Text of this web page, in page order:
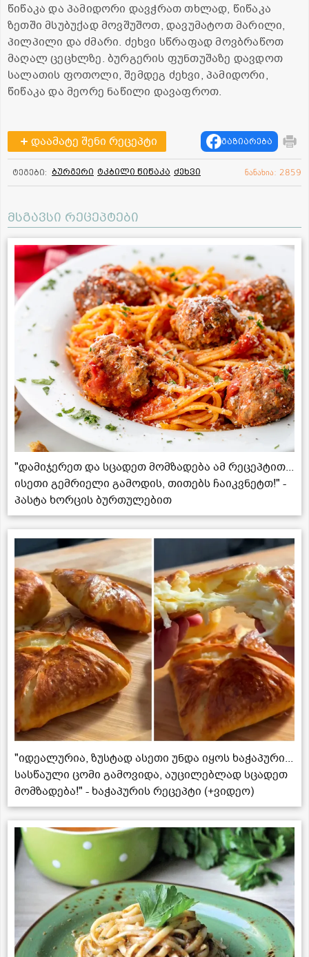
წიწაკა და პამიდორი დავჭრათ თხლად, წიწაკა
ზეთში მსუბუქად მოვშუშოთ, დავუმატოთ მარილი,
პილპილი და ძმარი. ძეხვი სწრაფად მოვბრაწოთ
მაღალ ცეცხლზე. ბურგერის ფუნთუშაზე დავდოთ
სალათის ფოთოლი, შემდეგ ძეხვი, პამიდორი,
წიწაკა და მეორე ნაწილი დავაფროთ.
დაამატე შენი რეცეპტი გაზიარება
ტეგები: ბურგერი ტკბილი წიწაკა ძეხვი ნანახია: 2859
მსგავსი რეცეპტები
"დამიჯერეთ და სცადეთ მომზადება ამ რეცეპტით...
ისეთი გემრიელი გამოდის, თითებს ჩაიკვნეტთ!" -
პასტა ხორცის ბურთულებით
"იდეალურია, ზუსტად ასეთი უნდა იყოს ხაჭაპური...
სასწაული ცომი გამოვიდა, აუცილებლად სცადეთ
მომზადება!" - ხაჭაპურის რეცეპტი (+ვიდეო)